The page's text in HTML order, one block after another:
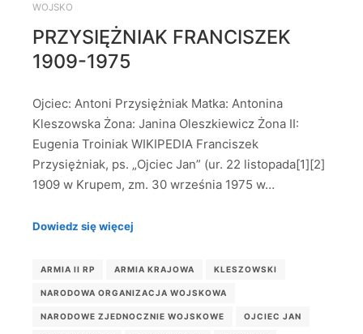
WOJSKO
PRZYSIĘŻNIAK FRANCISZEK
1909-1975
Ojciec: Antoni Przysiężniak Matka: Antonina
Kleszowska Żona: Janina Oleszkiewicz Żona II:
Eugenia Troiniak WIKIPEDIA Franciszek
Przysiężniak, ps. „Ojciec Jan” (ur. 22 listopada[1][2]
1909 w Krupem, zm. 30 września 1975 w…
Dowiedz się więcej
ARMIA II RP ARMIA KRAJOWA KLESZOWSKI
NARODOWA ORGANIZACJA WOJSKOWA
NARODOWE ZJEDNOCZNIE WOJSKOWE OJCIEC JAN